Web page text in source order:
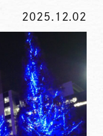
2025.12.02